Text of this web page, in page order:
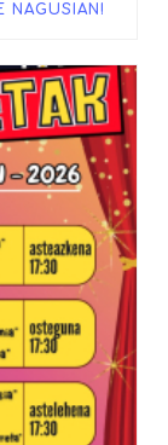
NAGUSIAN!